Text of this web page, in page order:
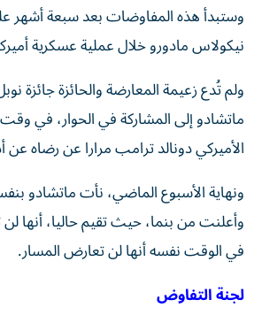
وستبدأ هذه المفاوضات بعد سبعة أشهر
نيكولاس مادورو خلال عملية عسكرية
ولم تُدع زعيمة المعارضة والحائزة جائزة
ماتشادو إلى المشاركة في الحوار، في
الأميركي دونالد ترامب مرارا عن رضاه عن
ونهاية الأسبوع الماضي، نأت ماتشادو
وأعلنت من بنما، حيث تقيم حاليا، أنها
في الوقت نفسه أنها لن تعارض المسار.
لجنة التفاوض